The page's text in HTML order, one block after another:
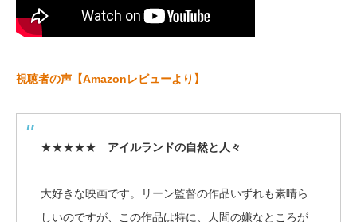
視聴者の声【Amazonレビューより】
★★★★★ アイルランドの自然と人々
大好きな映画です。リーン監督の作品いずれも素晴ら
しいのですが、この作品は特に、人間の嫌なところが